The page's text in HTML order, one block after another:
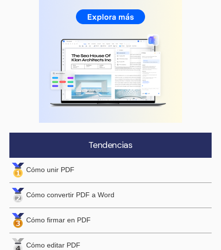
Tendencias
Cómo unir PDF
Cómo convertir PDF a Word
Cómo firmar en PDF
Cómo editar PDF